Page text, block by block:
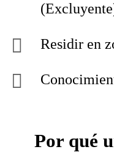
Residir en
Por qué